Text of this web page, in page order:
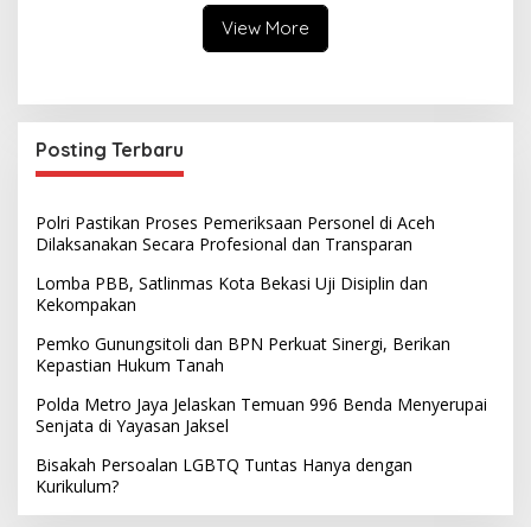
View More
Posting Terbaru
Polri Pastikan Proses Pemeriksaan Personel di Aceh
Dilaksanakan Secara Profesional dan Transparan
Lomba PBB, Satlinmas Kota Bekasi Uji Disiplin dan
Kekompakan
Pemko Gunungsitoli dan BPN Perkuat Sinergi, Berikan
Kepastian Hukum Tanah
Polda Metro Jaya Jelaskan Temuan 996 Benda Menyerupai
Senjata di Yayasan Jaksel
Bisakah Persoalan LGBTQ Tuntas Hanya dengan
Kurikulum?